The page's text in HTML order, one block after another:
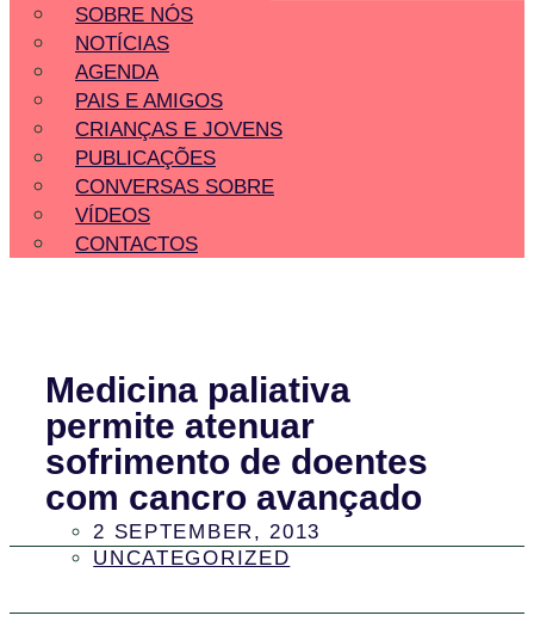
SOBRE NÓS
NOTÍCIAS
AGENDA
PAIS E AMIGOS
CRIANÇAS E JOVENS
PUBLICAÇÕES
CONVERSAS SOBRE
VÍDEOS
CONTACTOS
Medicina paliativa
permite atenuar
sofrimento de doentes
com cancro avançado
2 SEPTEMBER, 2013
UNCATEGORIZED